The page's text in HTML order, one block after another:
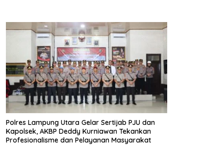
Polres Lampung Utara Gelar Sertijab PJU dan
Kapolsek, AKBP Deddy Kurniawan Tekankan
Profesionalisme dan Pelayanan Masyarakat